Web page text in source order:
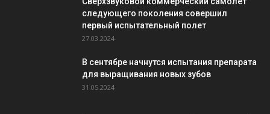
следующего поколения совершил
первый испытательный полет
27.03.2024
В сентябре начнутся испытания препарата
для выращивания новых зубов
31.05.2024